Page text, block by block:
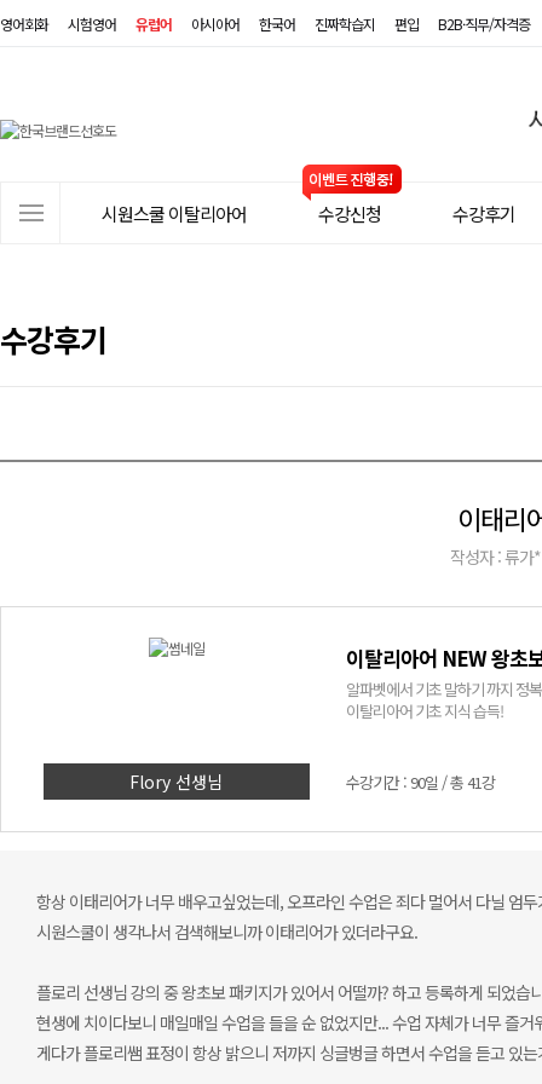
영어회화 시험영어 유럽어 아시아어 한국어 진짜학습지 편입 B2B·직무/자격증
원
쿨
뉴
시원스쿨 이탈리아어 수강신청 수강후기
수강후기
이태리
작성자 : 류가*
Flory 선생님
이탈리아어 NEW 왕초
알파벳에서 기초 말하기 까지 정
이탈리아어 기초 지식 습득!
수강기간 : 90일 / 총 41강
항상 이태리어가 너무 배우고싶었는데, 오프라인 수업은 죄다 멀어서 다닐 엄두
시원스쿨이 생각나서 검색해보니까 이태리어가 있더라구요.
플로리 선생님 강의 중 왕초보 패키지가 있어서 어떨까? 하고 등록하게 되었습
현생에 치이다보니 매일매일 수업을 들을 순 없었지만... 수업 자체가 너무 즐
게다가 플로리쌤 표정이 항상 밝으니 저까지 싱글벙글 하면서 수업을 듣고 있는